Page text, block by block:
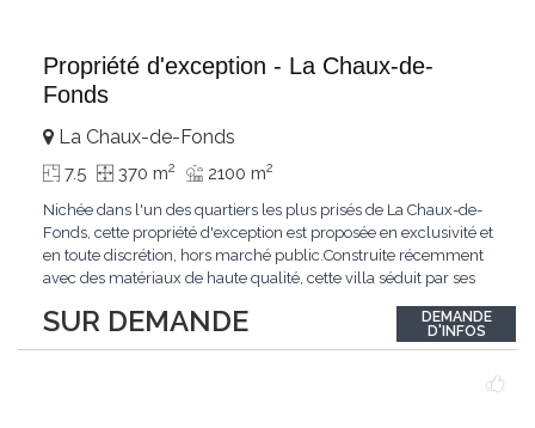
Propriété d'exception - La Chaux-de-
Fonds
SUR DEMANDE
La Chaux-de-Fonds
7.5 370 m2 2100 m2
Nichée dans l'un des quartiers les plus prisés de La Chaux-de-
Fonds, cette propriété d'exception est proposée en exclusivité et
en toute discrétion, hors marché public.Construite récemment
avec des matériaux de haute qualité, cette villa séduit par ses
remarquable.L'espace de vie s'ouvre sur un jardin avec piscine,
un véritable...
DEMANDE
D'INFOS